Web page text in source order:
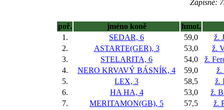
Zápisné:
poř. jméno koně
hmot.
1.
SEDAR, 6 59,0
ž.
2.
ASTARTE(GER), 3 53,0
ž.
3.
STELARITA, 6 54,0
ž.
4.
NERO KRVAVÝ BÁSNÍK, 4 59,0
ž.
5.
LEX, 3 58,5
ž.
6.
HA HA, 4 53,0
ž.
7.
MERITAMON(GB), 5 57,5
ž.